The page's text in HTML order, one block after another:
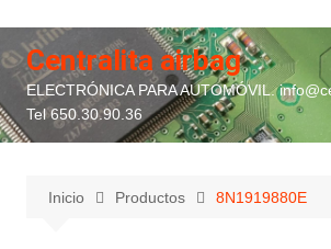
contenido
Centralita airbag
ELECTRÓNICA PARA AUTOMÓVIL.
Tel 650.30.90.36
Inicio Productos 8N1919880E